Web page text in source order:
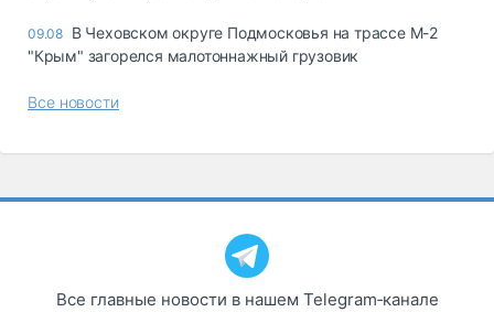
09.08 В Чеховском округе Подмосковья на трассе М-2
"Крым" загорелся малотоннажный грузовик
Все новости
Все главные новости в нашем Telegram‑канале